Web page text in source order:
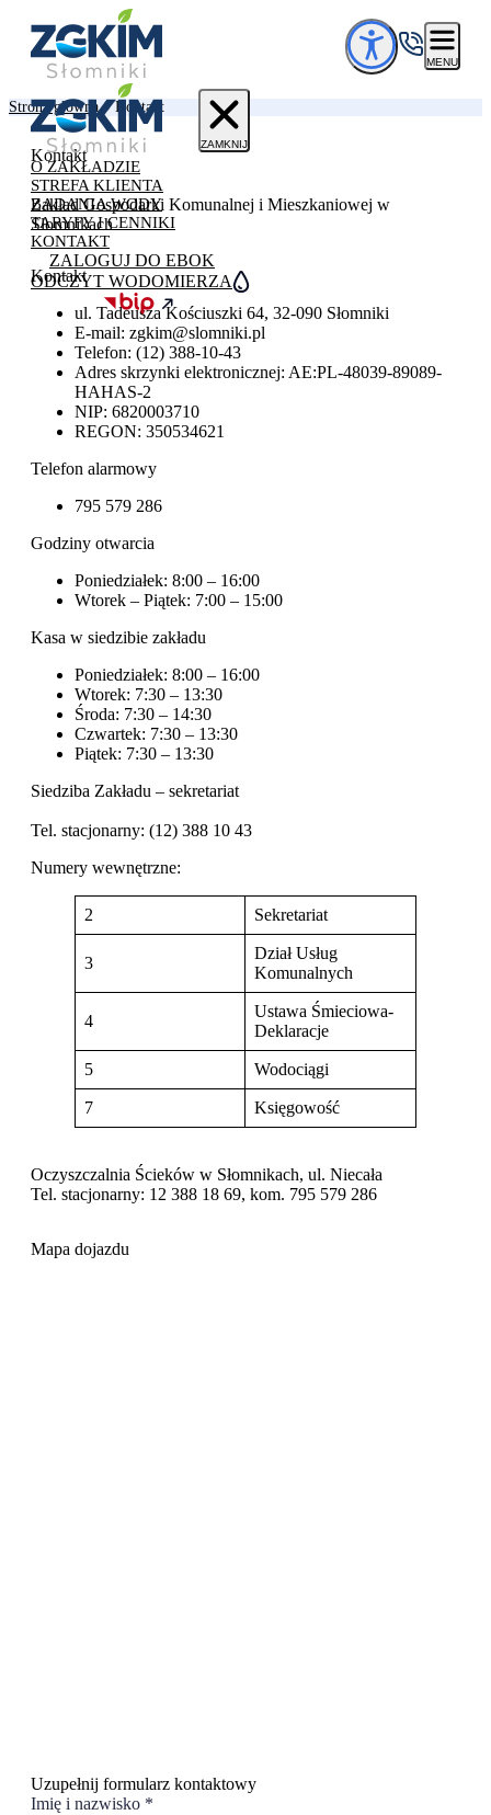
Przejdź do treści
MENU
ZAMKNIJ
O ZAKŁADZIE
STREFA KLIENTA
BADANIA WODY
TARYFY I CENNIKI
KONTAKT
ZALOGUJ DO EBOK
ODCZYT WODOMIERZA
Strona główna»Kontakt
Kontakt
Zakład Gospodarki Komunalnej i Mieszkaniowej w
Słomnikach
Kontakt
ul. Tadeusza Kościuszki 64, 32-090 Słomniki
E-mail: zgkim@slomniki.pl
Telefon: (12) 388-10-43
Adres skrzynki elektronicznej: AE:PL-48039-89089-
HAHAS-2
NIP: 6820003710
REGON: 350534621
Telefon alarmowy
795 579 286
Godziny otwarcia
Poniedziałek: 8:00 – 16:00
Wtorek – Piątek: 7:00 – 15:00
Kasa w siedzibie zakładu
Poniedziałek: 8:00 – 16:00
Wtorek: 7:30 – 13:30
Środa: 7:30 – 14:30
Czwartek: 7:30 – 13:30
Piątek: 7:30 – 13:30
Siedziba Zakładu – sekretariat
Tel. stacjonarny: (12) 388 10 43
Numery wewnętrzne:
2 Sekretariat
3
Dział Usług
Komunalnych
4
Ustawa Śmieciowa-
Deklaracje
5 Wodociągi
7 Księgowość
Oczyszczalnia Ścieków w Słomnikach, ul. Niecała
Tel. stacjonarny: 12 388 18 69, kom. 795 579 286
Mapa dojazdu
Uzupełnij formularz kontaktowy
Imię i nazwisko *